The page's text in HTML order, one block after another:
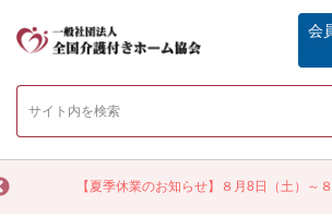
【夏季休業のお知らせ】８月8日（土）～
会